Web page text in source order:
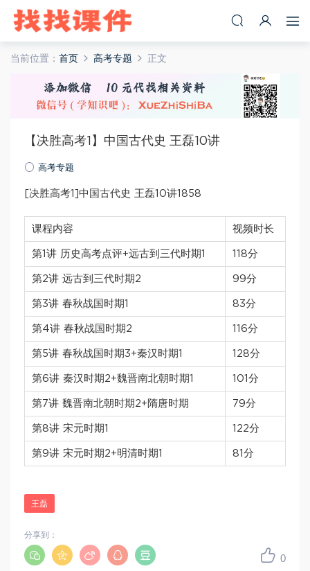
当前位置： 首页 高考专题 正文
【决胜高考1】中国古代史 王磊10讲
高考专题
[决胜高考1]中国古代史 王磊10讲1858
课程内容 视频时长
第1讲 历史高考点评+远古到三代时期1 118分
第2讲 远古到三代时期2 99分
第3讲 春秋战国时期1 83分
第4讲 春秋战国时期2 116分
第5讲 春秋战国时期3+秦汉时期1 128分
第6讲 秦汉时期2+魏晋南北朝时期1 101分
第7讲 魏晋南北朝时期2+隋唐时期 79分
第8讲 宋元时期1 122分
第9讲 宋元时期2+明清时期1 81分
王磊
0
分享到：